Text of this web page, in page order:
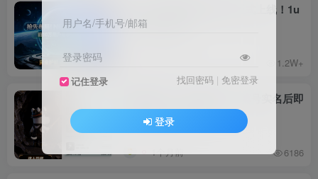
[NEAX]零撸爬墙升级已正式上线！1u
即可提秒到账
1.2W+
布鲁斯矿工，爬墙玩法：填号实名后即
可进入矿石无广告
1个月前 6186
用户名/手机号/邮箱
登录密码
记住登录 找回密码 | 免密登录
登录